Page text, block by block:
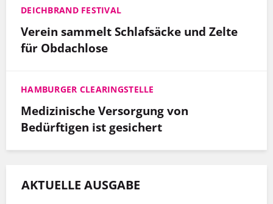
DEICHBRAND FESTIVAL
Verein sammelt Schlafsäcke und Zelte
für Obdachlose
HAMBURGER CLEARINGSTELLE
Medizinische Versorgung von
Bedürftigen ist gesichert
AKTUELLE AUSGABE